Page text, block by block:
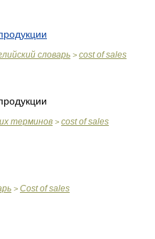
словарь > cost of sales
терминов > cost of sales
> Cost of sales